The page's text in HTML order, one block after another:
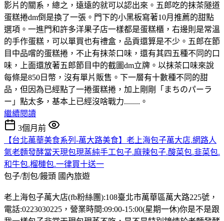
影片的關系，總之，遠遠的就可以認出來。五郎吃的抹茶隧道
蛋糕捲dm倒是換了一張。門下的小黑板寫著10月推薦的甜點
選項。一進門和許多洋果子店一樣都是蛋糕櫃，右邊則是常溫
的手作蛋糕，可以單買也有禮盒，品貢還算是不少。五郎在節
目中品嚐的蛋糕捲，不止有抹茶口味，還有其四五種不同的口
味，上面還放著五郎節目中的截圖dm立牌。以抹茶口味來說
每條是850日幣，沒有單片販售。下一層有十數種不同的甜
品，但因為已經點了一捲蛋糕捲，加上剛剛「まちのパーラ
ー」點太多，基本上已經沒啥戰力........。
繼續閱讀
3個月前
【台北萬華美食系列-萬大路美食】老上海包子萬大店.網路人
氣老麵發酵當天現包現蒸純手工包子.麻辣包子.酸菜包.韭菜包.
和牛包.榴槤包.一律買十送一
包子/割包/饅頭 國內旅遊
老上海包子萬大店(fb粉絲團):108臺北市萬華區萬大路225號，
電話:0223030225，營業時間:09:00-15:00(星期一休)你是不是跟